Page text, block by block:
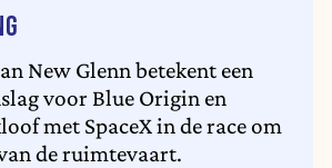
New Glenn betekent een
voor Blue Origin en
met SpaceX in de race om
de ruimtevaart.